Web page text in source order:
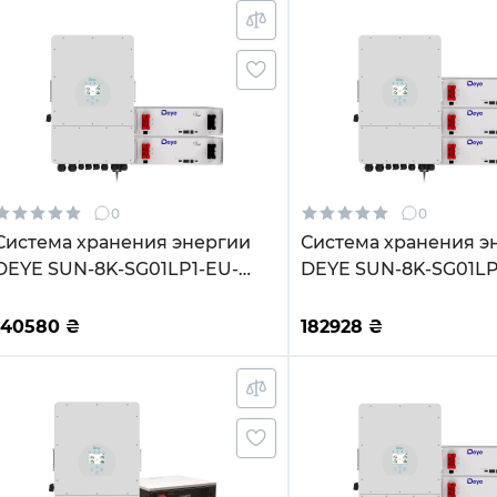
0
хранения энергии
SUN-8K-SG01LP1-EU-
LiFePO4 6000 циклов
₴
0
Система хранения
DEYE SUN-8K-
3BAT LiFePO4 6000
182928 ₴